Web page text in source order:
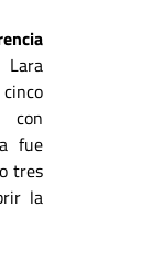
con
fue
tres
la